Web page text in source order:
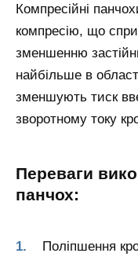
Компресійні
компресію, що
зменшенню
найбільше в
зменшують тиск
зворотному току
Переваги
панчох:
Поліпшення